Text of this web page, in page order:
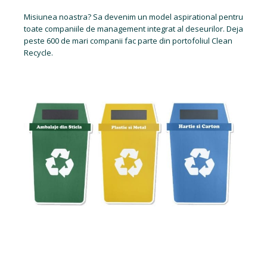
Misiunea noastra? Sa devenim un model aspirational pentru
toate companiile de management integrat al deseurilor. Deja
peste 600 de mari companii fac parte din portofoliul Clean
Recycle.